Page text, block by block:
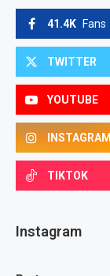
41.4K Fans
TWITTER
YOUTUBE
INSTAGRAM
TIKTOK
Instagram